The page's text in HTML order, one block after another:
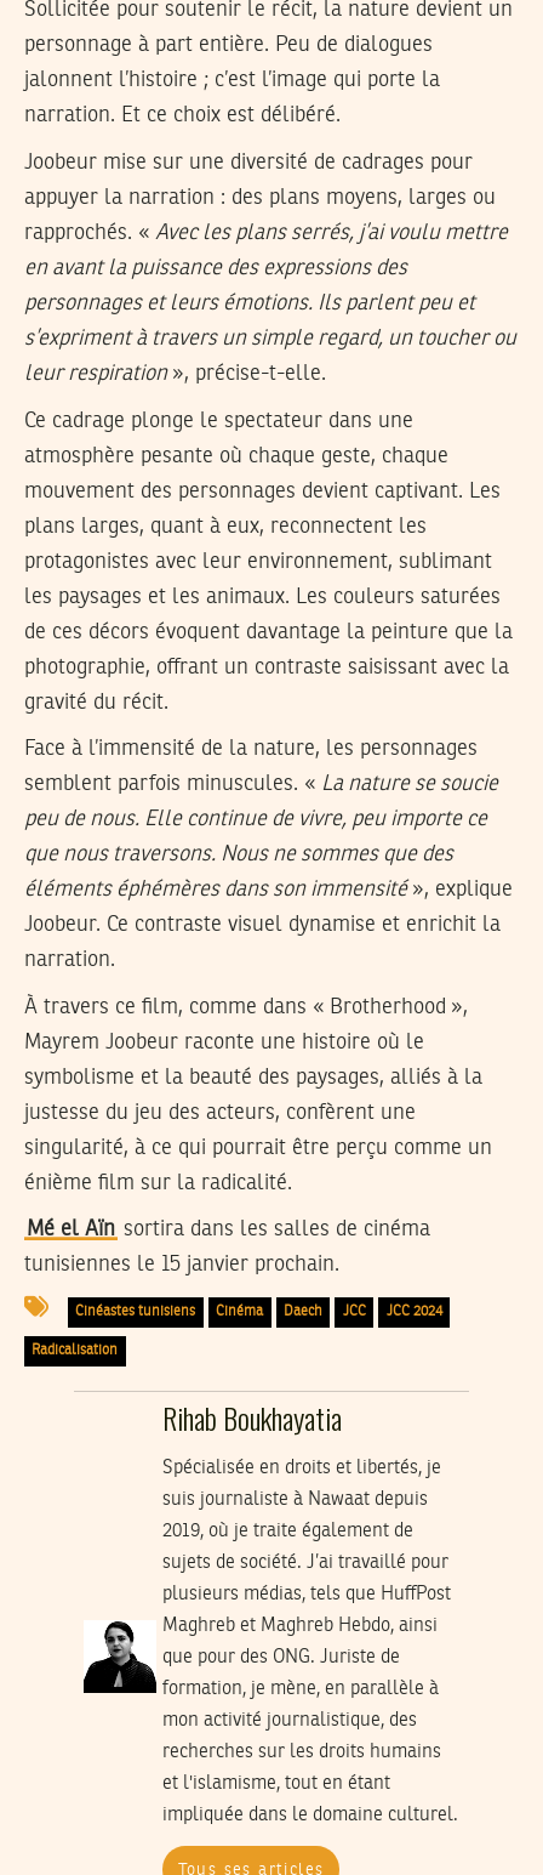
Sollicitée pour soutenir le récit, la nature devient un
personnage à part entière. Peu de dialogues
jalonnent l’histoire ; c’est l’image qui porte la
narration. Et ce choix est délibéré.
Joobeur mise sur une diversité de cadrages pour
appuyer la narration : des plans moyens, larges ou
rapprochés. « Avec les plans serrés, j’ai voulu mettre
en avant la puissance des expressions des
personnages et leurs émotions. Ils parlent peu et
s’expriment à travers un simple regard, un toucher ou
leur respiration», précise-t-elle.
Ce cadrage plonge le spectateur dans une
atmosphère pesante où chaque geste, chaque
mouvement des personnages devient captivant. Les
plans larges, quant à eux, reconnectent les
protagonistes avec leur environnement, sublimant
les paysages et les animaux. Les couleurs saturées
de ces décors évoquent davantage la peinture que la
photographie, offrant un contraste saisissant avec la
gravité du récit.
Face à l’immensité de la nature, les personnages
semblent parfois minuscules. « La nature se soucie
peu de nous. Elle continue de vivre, peu importe ce
que nous traversons. Nous ne sommes que des
éléments éphémères dans son immensité», explique
Joobeur. Ce contraste visuel dynamise et enrichit la
narration.
À travers ce film, comme dans « Brotherhood »,
Mayrem Joobeur raconte une histoire où le
symbolisme et la beauté des paysages, alliés à la
justesse du jeu des acteurs, confèrent une
singularité, à ce qui pourrait être perçu comme un
énième film sur la radicalité.
Mé el Aïn sortira dans les salles de cinéma
tunisiennes le 15 janvier prochain.
Cinéastes tunisiens Cinéma Daech JCC JCC 2024
Radicalisation
Rihab Boukhayatia
Spécialisée en droits et libertés, je
suis journaliste à Nawaat depuis
2019, où je traite également de
sujets de société. J’ai travaillé pour
plusieurs médias, tels que HuffPost
Maghreb et Maghreb Hebdo, ainsi
que pour des ONG. Juriste de
formation, je mène, en parallèle à
mon activité journalistique, des
recherches sur les droits humains
et l'islamisme, tout en étant
impliquée dans le domaine culturel.
Tous ses articles